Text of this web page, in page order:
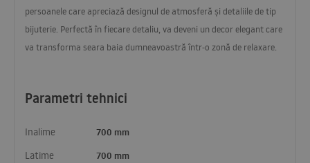
Parametri tehnici
Inalime
700 mm
Latime
700 mm
persoanele care apreciază designul de atmosferă și detaliile de tip
bijuterie. Perfectă în fiecare detaliu, va deveni un decor elegant care
va transforma seara baia dumneavoastră într-o zonă de relaxare.